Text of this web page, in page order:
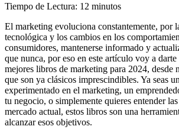
Tiempo de Lectura: 12 minutos
El marketing evoluciona constantemente, por
tecnológica y los cambios en los
consumidores, mantenerse informado y
que nunca, por eso en este artículo voy a
mejores libros de marketing para 2024, desde
que son ya clásicos imprescindibles. Ya seas
experimentado en el marketing, un
tu negocio, o simplemente quieres entender
mercado actual, estos libros son una
alcanzar esos objetivos.